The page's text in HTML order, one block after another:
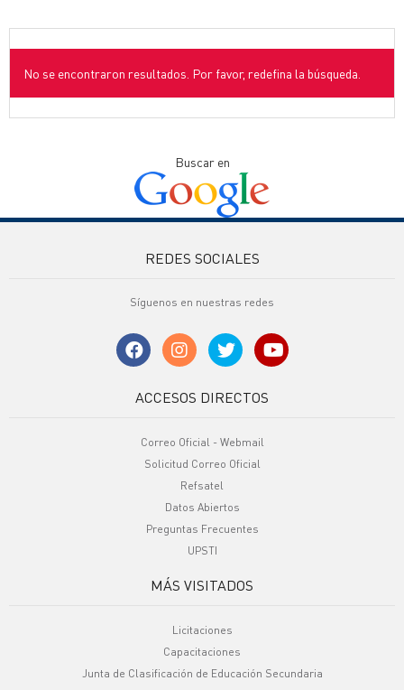
No se encontraron resultados. Por favor, redefina la búsqueda.
Buscar en
REDES SOCIALES
Síguenos en nuestras redes
ACCESOS DIRECTOS
Correo Oficial - Webmail
Solicitud Correo Oficial
Refsatel
Datos Abiertos
Preguntas Frecuentes
UPSTI
MÁS VISITADOS
Licitaciones
Capacitaciones
Junta de Clasificación de Educación Secundaria